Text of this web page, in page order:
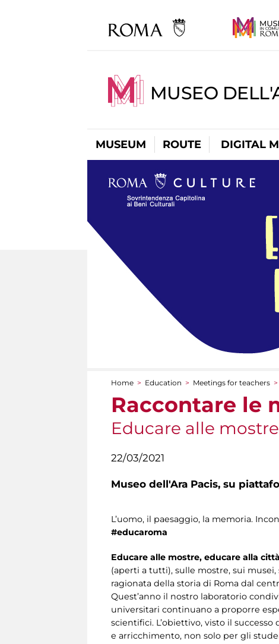
MUSEO
MUSEUM ROUTE DIGITAL
You are here
Home > Education > Meetings for teachers >
Raccontare le
Educare alle
22/03/2021
Museo dell'Ara Pacis, su
L’uomo, il paesaggio, la memoria.
#educaroma
Educare alle mostre, educare alla città
(aperti a tutti), sulle mostre, sui
ragionata della storia di Roma dal
Quest’anno il nostro laboratorio
universitari continuano a proporre
scientifici. L’obiettivo, visto il
e arricchimento, non solo per gli